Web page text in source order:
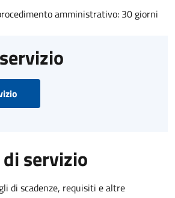
amministrativo: 30 giorni
servizio
di scadenze, requisiti e altre